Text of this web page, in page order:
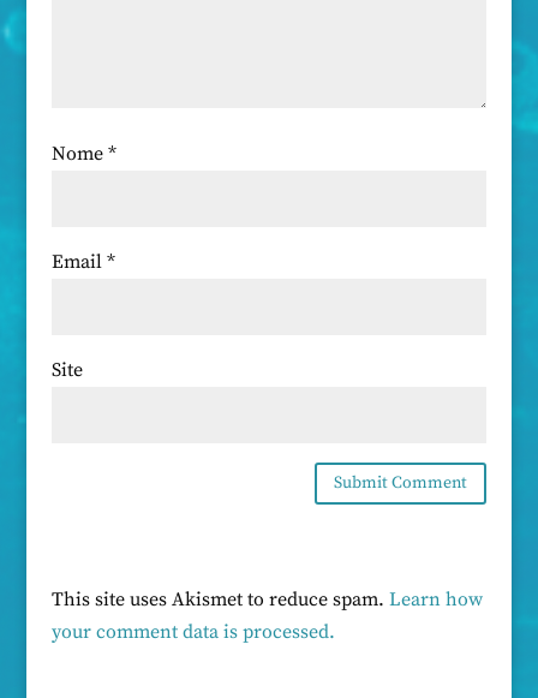
Nome *
Email *
Site
This site uses Akismet to reduce spam. Learn how
your comment data is processed.